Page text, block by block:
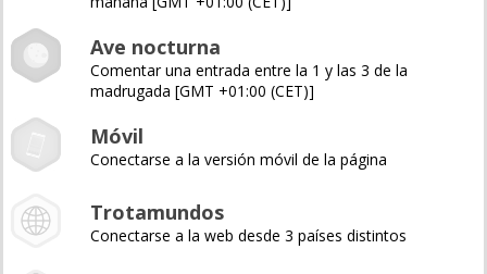
Ave nocturna
Comentar una entrada entre la 1 y las 3 de la
madrugada [GMT +01:00 (CET)]
Móvil
Conectarse a la versión móvil de la página
Trotamundos
Conectarse a la web desde 3 países distintos